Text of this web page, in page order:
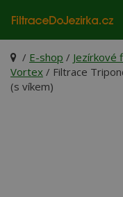
/ E-shop / Jezírkové
Vortex / Filtrace
(s víkem)